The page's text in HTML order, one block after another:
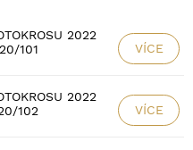
2022
101
VÍCE
2022
102
VÍCE